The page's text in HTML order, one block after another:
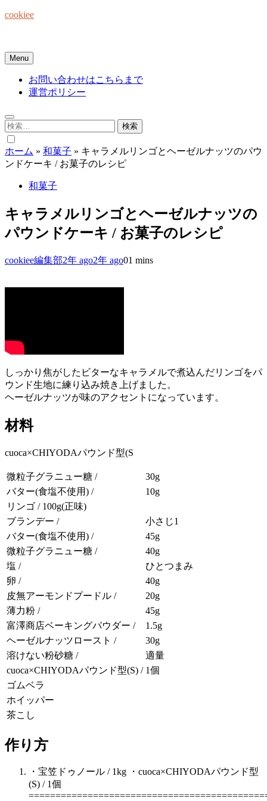
Skip
cookiee
Menu
お問い合わせはこちらまで
運営ポリシー
検
索:
ホーム » 和菓子 » キャラメルリンゴとヘーゼルナッツのパウ
ンドケーキ / お菓子のレシピ
和菓子
キャラメルリンゴとヘーゼルナッツの
パウンドケーキ / お菓子のレシピ
cookiee編集部2年 ago2年 ago01 mins
しっかり焦がしたビターなキャラメルで煮込んだリンゴをパ
ウンド生地に練り込み焼き上げました。
ヘーゼルナッツが味のアクセントになっています。
材料
cuoca×CHIYODAパウンド型(S
微粒子グラニュー糖 /
30g
バター(食塩不使用) /
10g
リンゴ / 100g(正味)
ブランデー /
小さじ1
バター(食塩不使用) /
45g
微粒子グラニュー糖 /
40g
塩 /
ひとつまみ
卵 /
40g
皮無アーモンドプードル /
20g
薄力粉 /
45g
富澤商店ベーキングパウダー /
1.5g
ヘーゼルナッツロースト /
30g
溶けない粉砂糖 /
適量
cuoca×CHIYODAパウンド型(S) / 1個
ゴムベラ
ホイッパー
茶こし
作り方
・宝笠ドゥノール / 1kg ・cuoca×CHIYODAパウンド型
(S) / 1個